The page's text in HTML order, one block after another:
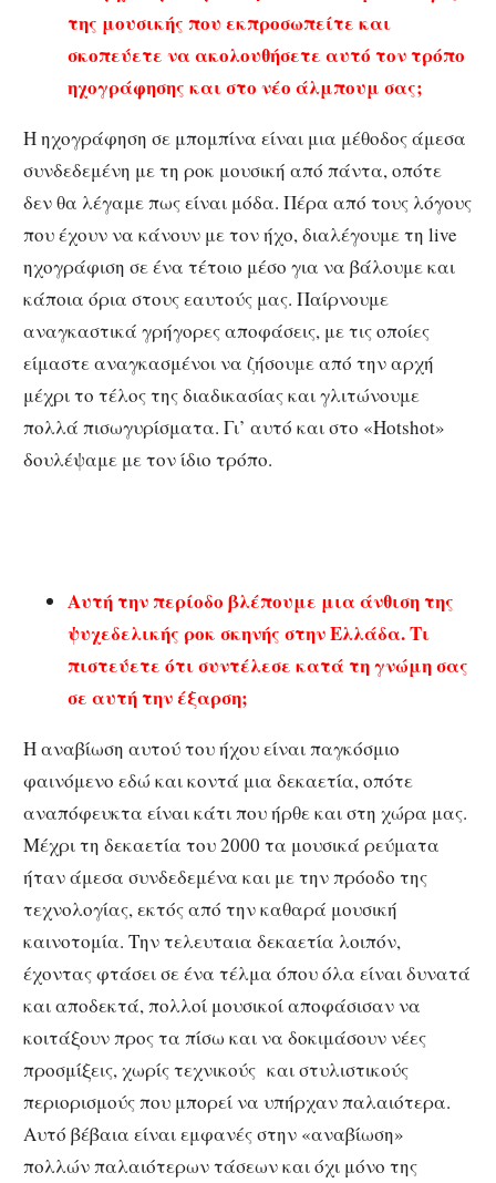
της μουσικής που εκπροσωπείτε και
σκοπεύετε να ακολουθήσετε αυτό τον τρόπο
ηχογράφησης και στο νέο άλμπουμ σας;
Η ηχογράφηση σε μπομπίνα είναι μια μέθοδος άμεσα
συνδεδεμένη με τη ροκ μουσική από πάντα, οπότε
δεν θα λέγαμε πως είναι μόδα. Πέρα από τους λόγους
που έχουν να κάνουν με τον ήχο, διαλέγουμε τη live
ηχογράφιση σε ένα τέτοιο μέσο για να βάλουμε και
κάποια όρια στους εαυτούς μας. Παίρνουμε
αναγκαστικά γρήγορες αποφάσεις, με τις οποίες
είμαστε αναγκασμένοι να ζήσουμε από την αρχή
μέχρι το τέλος της διαδικασίας και γλιτώνουμε
πολλά πισωγυρίσματα. Γι’ αυτό και στο «Hotshot»
δουλέψαμε με τον ίδιο τρόπο.
Αυτή την περίοδο βλέπουμε μια άνθιση της
ψυχεδελικής ροκ σκηνής στην Ελλάδα. Τι
πιστεύετε ότι συντέλεσε κατά τη γνώμη σας
σε αυτή την έξαρση;
Η αναβίωση αυτού του ήχου είναι παγκόσμιο
φαινόμενο εδώ και κοντά μια δεκαετία, οπότε
αναπόφευκτα είναι κάτι που ήρθε και στη χώρα μας.
Μέχρι τη δεκαετία του 2000 τα μουσικά ρεύματα
ήταν άμεσα συνδεδεμένα και με την πρόοδο της
τεχνολογίας, εκτός από την καθαρά μουσική
καινοτομία. Την τελευταια δεκαετία λοιπόν,
έχοντας φτάσει σε ένα τέλμα όπου όλα είναι δυνατά
και αποδεκτά, πολλοί μουσικοί αποφάσισαν να
κοιτάξουν προς τα πίσω και να δοκιμάσουν νέες
προσμίξεις, χωρίς τεχνικούς και στυλιστικούς
περιορισμούς που μπορεί να υπήρχαν παλαιότερα.
Αυτό βέβαια είναι εμφανές στην «αναβίωση»
πολλών παλαιότερων τάσεων και όχι μόνο της